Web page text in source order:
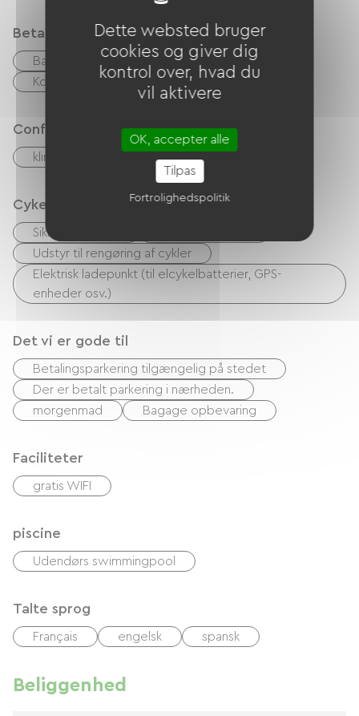
Betalingsmåder
Bank kort Overførsel
kontrol
Kontanter
Confort
klimaanlæg
Cykelmodtagelsestjenester
Sikker cykelskur
Udstyr til rengøring af cykler
Elektrisk ladepunkt (til elcykelbatterier, GPS-
enheder osv.)
Det vi er gode til
Betalingsparkering tilgængelig på stedet
Der er betalt parkering i nærheden.
morgenmad
Bagage opbevaring
Faciliteter
gratis WIFI
piscine
Udendørs swimmingpool
Talte sprog
Français engelsk spansk
Beliggenhed
Dette websted bruger
cookies og giver dig
kontrol over, hvad du
vil aktivere
OK, accepter alle
Tilpas
Fortrolighedspolitik